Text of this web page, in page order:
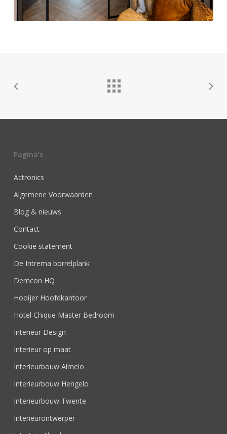
Pagina’s
Actronics
Algemene Voorwaarden
Blog & nieuws
Contact
Cookie statement
De Intrema borrelplank
Demcon HQ
Hooijer Hoofdkantoor
Hotel Chique Master Bedroom
Interieur Design
Interieur op maat
Interieurbouw Almelo
Interieurbouw Hengelo
Interieurbouw Twente
Interieurontwerper